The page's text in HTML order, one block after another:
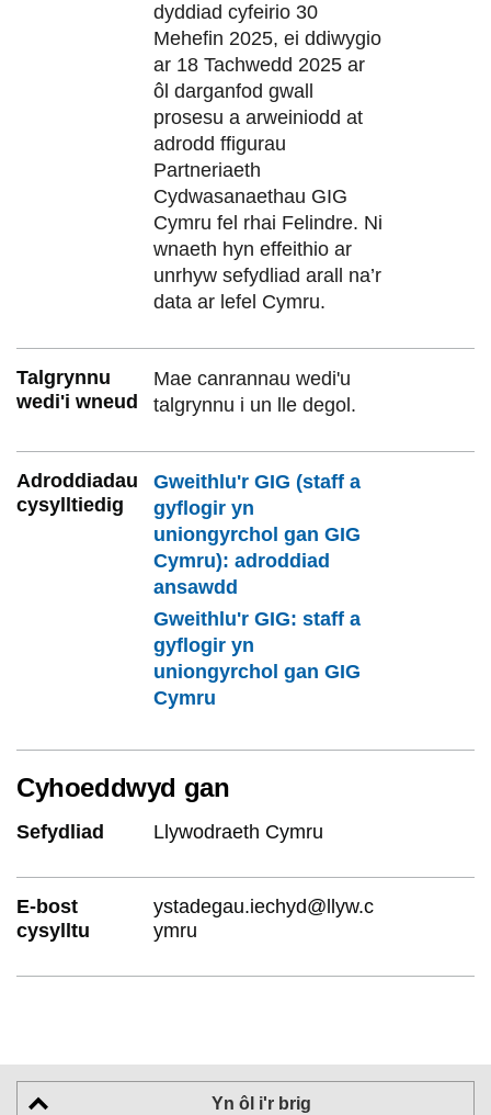
dyddiad cyfeirio 30
Mehefin 2025, ei ddiwygio
ar 18 Tachwedd 2025 ar
ôl darganfod gwall
prosesu a arweiniodd at
adrodd ffigurau
Partneriaeth
Cydwasanaethau GIG
Cymru fel rhai Felindre. Ni
wnaeth hyn effeithio ar
unrhyw sefydliad arall na’r
data ar lefel Cymru.
Talgrynnu
wedi'i wneud
Mae canrannau wedi'u
talgrynnu i un lle degol.
Adroddiadau
cysylltiedig
Gweithlu'r GIG (staff a
gyflogir yn
uniongyrchol gan GIG
Cymru): adroddiad
ansawdd
Gweithlu'r GIG: staff a
gyflogir yn
uniongyrchol gan GIG
Cymru
Cyhoeddwyd gan
Sefydliad Llywodraeth Cymru
E-bost
cysylltu
ystadegau.iechyd@llyw.c
ymru
Yn ôl i'r brig